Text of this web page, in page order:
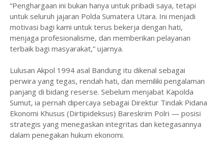
“Penghargaan ini bukan hanya untuk pribadi saya, tetapi
untuk seluruh jajaran Polda Sumatera Utara. Ini menjadi
motivasi bagi kami untuk terus bekerja dengan hati,
menjaga profesionalisme, dan memberikan pelayanan
terbaik bagi masyarakat,” ujarnya.
Lulusan Akpol 1994 asal Bandung itu dikenal sebagai
perwira yang tegas, rendah hati, dan memiliki pengalaman
panjang di bidang reserse. Sebelum menjabat Kapolda
Sumut, ia pernah dipercaya sebagai Direktur Tindak Pidana
Ekonomi Khusus (Dirtipideksus) Bareskrim Polri — posisi
strategis yang menegaskan integritas dan ketegasannya
dalam penegakan hukum ekonomi.